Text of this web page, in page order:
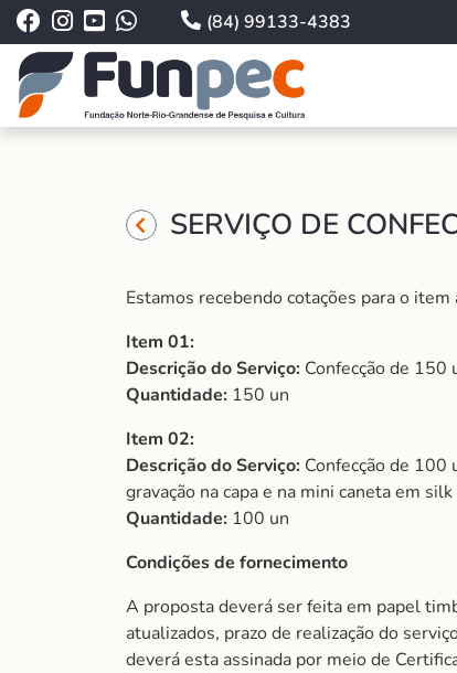
(84) 99133-4383
SERVIÇO DE
Estamos recebendo cotações para o item
Item 01:
Descrição do Serviço: Confecção de 150
Quantidade: 150 un
Item 02:
Descrição do Serviço: Confecção de 100
gravação na capa e na mini caneta em
Quantidade: 100 un
Condições de fornecimento
A proposta deverá ser feita em papel
atualizados, prazo de realização do
deverá esta assinada por meio de